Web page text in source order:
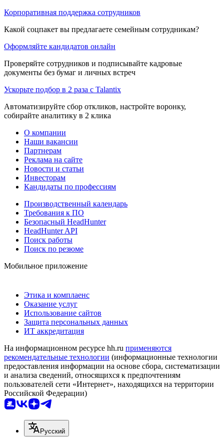
Корпоративная поддержка сотрудников
Какой соцпакет вы предлагаете семейным сотрудникам?
Оформляйте кандидатов онлайн
Проверяйте сотрудников и подписывайте кадровые
документы без бумаг и личных встреч
Ускорьте подбор в 2 раза с Talantix
Автоматизируйте сбор откликов, настройте воронку,
собирайте аналитику в 2 клика
О компании
Наши вакансии
Партнерам
Реклама на сайте
Новости и статьи
Инвесторам
Кандидаты по профессиям
Производственный календарь
Требования к ПО
Безопасный HeadHunter
HeadHunter API
Поиск работы
Поиск по резюме
Мобильное приложение
Этика и комплаенс
Оказание услуг
Использование сайтов
Защита персональных данных
ИТ аккредитация
На информационном ресурсе hh.ru применяются
рекомендательные технологии (информационные технологии
предоставления информации на основе сбора, систематизации
и анализа сведений, относящихся к предпочтениям
пользователей сети «Интернет», находящихся на территории
Российской Федерации)
Русский